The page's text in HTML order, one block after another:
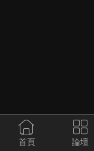
首頁 論壇